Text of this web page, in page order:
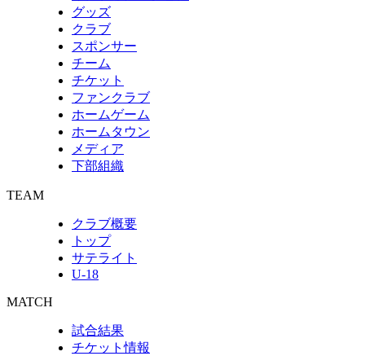
グッズ
クラブ
スポンサー
チーム
チケット
ファンクラブ
ホームゲーム
ホームタウン
メディア
下部組織
TEAM
クラブ概要
トップ
サテライト
U-18
MATCH
試合結果
チケット情報